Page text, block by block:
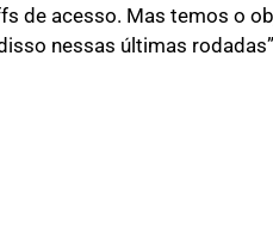
de acesso. Mas temos o
nessas últimas